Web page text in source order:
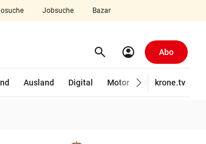
Jobsuche Bazar
search Suchen
account_circle Abo
Ausland Digital Motor Wirtschaft
krone.tv